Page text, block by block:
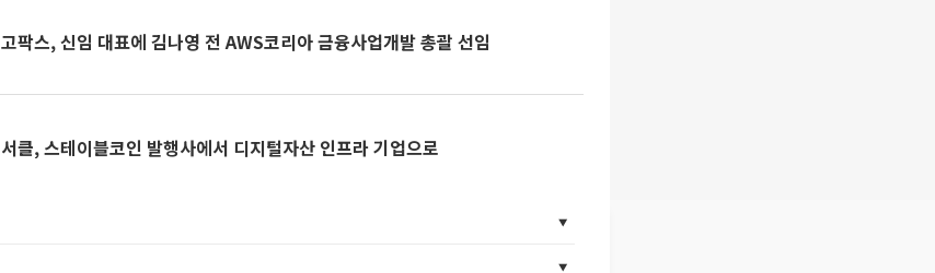
고팍스, 신임 대표에 김나영 전 AWS코리아 금융사업개발 총괄 선임
서클, 스테이블코인 발행사에서 디지털자산 인프라 기업으로